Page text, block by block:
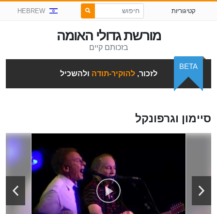
קטיגוריות HEBREW
מורשת גדולי האומה
בזכותם קיים
לזכור,להוקיר-תודה ולהשכיל
BETA
סיימון וגרפונקל